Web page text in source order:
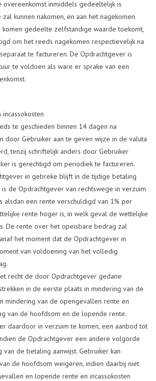
overeenkomst inmiddels gedeeltelijk is
kunnen nakomen, en aan het nagekomen
gedeelte zelfstandige waarde toekomt,
om het reeds nagekomen respectievelijk na
te factureren. De Opdrachtgever is
te voldoen als ware er sprake van een
te geschieden binnen 14 dagen na
door Gebruiker aan te geven wijze in de valuta
tenzij schriftelijk anders door Gebruiker
is gerechtigd om periodiek te factureren.
in gebreke blijft in de tijdige betaling
is de Opdrachtgever van rechtswege in verzuim.
alsdan een rente verschuldigd van 1% per
rente hoger is, in welk geval de wettelijke
De rente over het opeisbare bedrag zal
het moment dat de Opdrachtgever in
van voldoening van het volledig
recht de door Opdrachtgever gedane
in de eerste plaats in mindering van de
mindering van de opengevallen rente en
van de hoofdsom en de lopende rente.
daardoor in verzuim te komen, een aanbod tot
de Opdrachtgever een andere volgorde
de betaling aanwijst. Gebruiker kan
de hoofdsom weigeren, indien daarbij niet
en lopende rente en incassokosten